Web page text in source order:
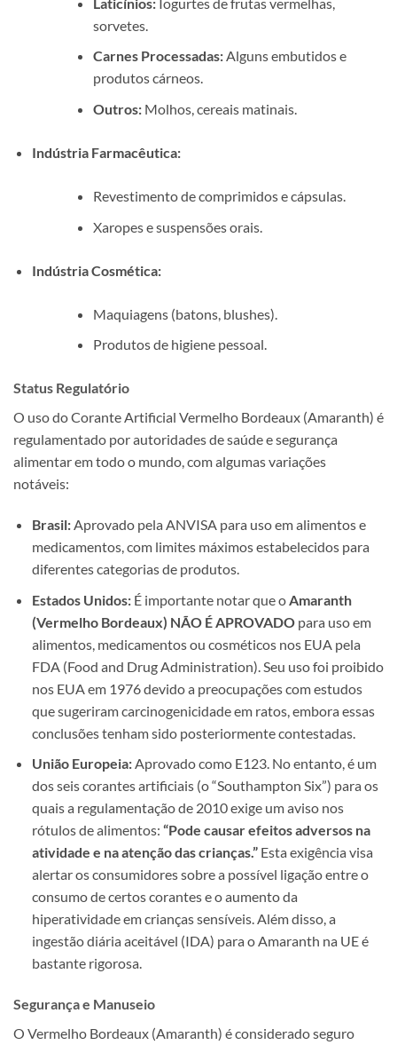
sorvetes.
Carnes Processadas:Alguns embutidos e
produtos cárneos.
Outros:Molhos, cereais matinais.
Indústria Farmacêutica:
Revestimento de comprimidos e cápsulas.
Xaropes e suspensões orais.
Indústria Cosmética:
Maquiagens (batons, blushes).
Produtos de higiene pessoal.
Status Regulatório
O uso do Corante Artificial Vermelho Bordeaux (Amaranth) é
regulamentado por autoridades de saúde e segurança
alimentar em todo o mundo, com algumas variações
notáveis:
Brasil:Aprovado pela ANVISA para uso em alimentos e
medicamentos, com limites máximos estabelecidos para
diferentes categorias de produtos.
Estados Unidos:É importante notar que o Amaranth
(Vermelho Bordeaux) NÃO É APROVADOpara uso em
alimentos, medicamentos ou cosméticos nos EUA pela
FDA (Food and Drug Administration). Seu uso foi proibido
nos EUA em 1976 devido a preocupações com estudos
que sugeriram carcinogenicidade em ratos, embora essas
conclusões tenham sido posteriormente contestadas.
União Europeia:Aprovado como E123. No entanto, é um
dos seis corantes artificiais (o “Southampton Six”) para os
quais a regulamentação de 2010 exige um aviso nos
rótulos de alimentos: “Pode causar efeitos adversos na
atividade e na atenção das crianças.”Esta exigência visa
alertar os consumidores sobre a possível ligação entre o
consumo de certos corantes e o aumento da
hiperatividade em crianças sensíveis. Além disso, a
ingestão diária aceitável (IDA) para o Amaranth na UE é
bastante rigorosa.
Segurança e Manuseio
O Vermelho Bordeaux (Amaranth) é considerado seguro